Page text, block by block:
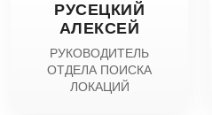
РУСЕЦКИЙ
АЛЕКСЕЙ
РУКОВОДИТЕЛЬ
ОТДЕЛА ПОИСКА
ЛОКАЦИЙ